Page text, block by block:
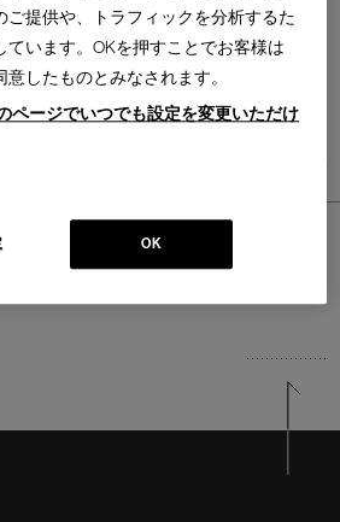
お問合せ
：1～2週間】
月を要する輸入商品の一部を、期間限
意しております。数量限定のため、な
す。
ご提供や、トラフィックを分析するた
ています。OKを押すことでお客様は
したものとみなされます。
ページでいつでも設定を変更いただけ
OK